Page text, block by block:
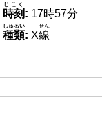
時刻
じこく
: 17時57分
種類
しゅるい
: X線
せん